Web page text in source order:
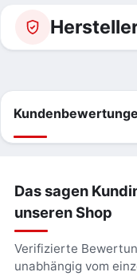
Das sagen
unseren Shop
Verifizierte
unabhängig vom